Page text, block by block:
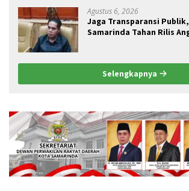
Agustus 6, 2026
Jaga Transparansi Publik,
Samarinda Tahan Rilis
Selengkapnya